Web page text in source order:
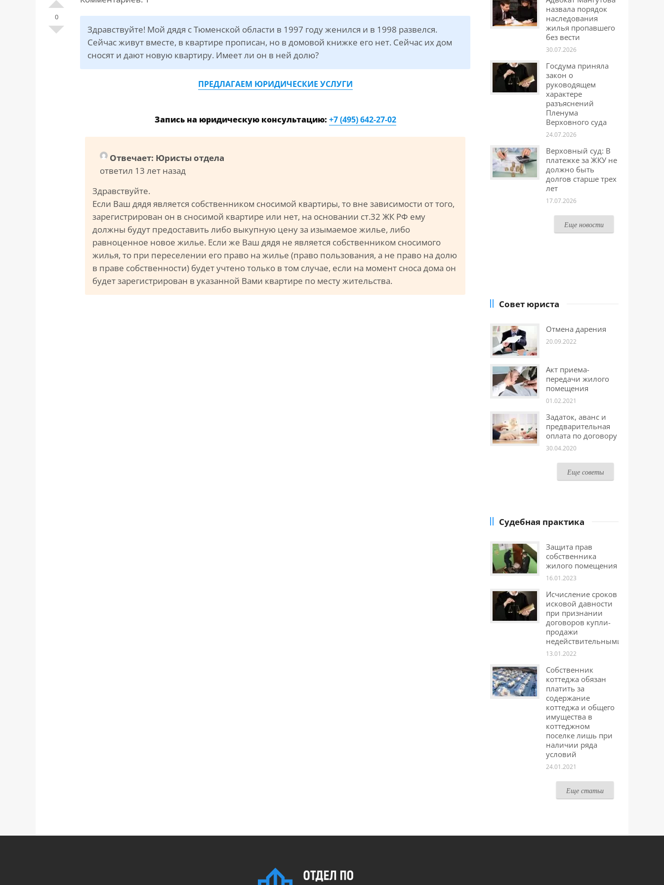
Контакты
г. Москва, ст. м. «Марксистская», ул.
Марксистская, д. 3, стр. 1
kmsud@yandex.ru
0
Здравствуйте! Мой дядя с Тюменской области в 1997 году женился и в 1998 развелся.
Сейчас живут вместе, в квартире прописан, но в домовой книжке его нет. Сейчас их дом
сносят и дают новую квартиру. Имеет ли он в ней долю?
ПРЕДЛАГАЕМ ЮРИДИЧЕСКИЕ УСЛУГИ
Запись на юридическую консультацию: +7 (495) 642-27-02
Отвечает: Юристы отдела
ответил 13 лет назад
Здравствуйте.
Если Ваш дядя является собственником сносимой квартиры, то вне зависимости от того,
зарегистрирован он в сносимой квартире или нет, на основании ст.32 ЖК РФ ему
должны будут предоставить либо выкупную цену за изымаемое жилье, либо
равноценное новое жилье. Если же Ваш дядя не является собственником сносимого
жилья, то при переселении его право на жилье (право пользования, а не право на долю
в праве собственности) будет учтено только в том случае, если на момент сноса дома он
будет зарегистрирован в указанной Вами квартире по месту жительства.
назвала порядок
наследования
жилья пропавшего
без вести
30.07.2026
Госдума приняла
закон о
руководящем
характере
разъяснений
Пленума
Верховного суда
24.07.2026
Верховный суд: В
платежке за ЖКУ не
должно быть
долгов старше трех
лет
17.07.2026
Еще новости
Совет юриста
Отмена дарения
20.09.2022
Акт приема-
передачи жилого
помещения
01.02.2021
Задаток, аванс и
предварительная
оплата по договору
30.04.2020
Еще советы
Судебная практика
Защита прав
собственника
жилого помещения
16.01.2023
Исчисление сроков
исковой давности
при признании
договоров купли-
продажи
недействительными
13.01.2022
Собственник
коттеджа обязан
платить за
содержание
коттеджа и общего
имущества в
коттеджном
поселке лишь при
наличии ряда
условий
24.01.2021
Еще статьи